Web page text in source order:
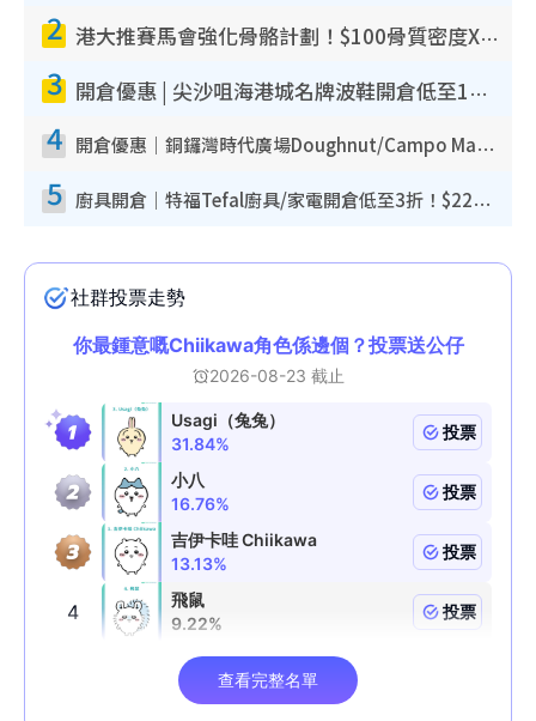
2 港大推賽馬會強化骨骼計劃！$100骨質密度X光檢查 完成免費運動訓練送超市禮券！附參加資格
3 開倉優惠 | 尖沙咀海港城名牌波鞋開倉低至1折！On鞋$899起／Joy&Peace鞋履$98起
4 開倉優惠｜銅鑼灣時代廣場Doughnut/Campo Marzio開倉低至1折！背囊、書包、手袋劈價$200起
5 廚具開倉｜特福Tefal廚具/家電開倉低至3折！$220起買平底鍋/炒鑊/湯煲！電飯煲/吸塵機/燙斗$418起